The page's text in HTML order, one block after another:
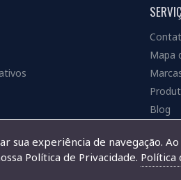
Mapa
Blog
sua experiência de navegação.
Política de Privacidade. Política